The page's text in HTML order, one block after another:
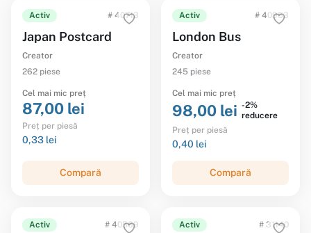
Activ # 40713
Japan Postcard
Creator
262 piese
Cel mai mic preț
87,00 lei
Preț per piesă
0,33 lei
Compară
Activ # 40953
London Bus
Creator
245 piese
Cel mai mic preț
98,00 lei -2%
reducere
Preț per piesă
0,40 lei
Compară
Activ # 40569 Activ # 31140